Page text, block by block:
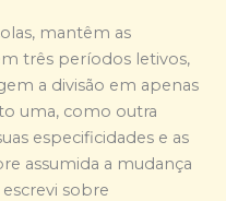
mantêm as
três períodos letivos,
a divisão em apenas
uma, como outra
especificidades e as
assumida a mudança
sobre